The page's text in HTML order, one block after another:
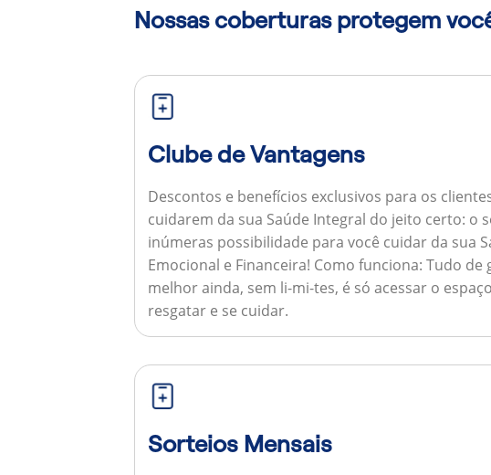
Nossas coberturas protegem
Clube de Vantagens
Descontos e benefícios exclusivos para os
cuidarem da sua Saúde Integral do jeito certo: o
inúmeras possibilidade para você cuidar da sua
Emocional e Financeira! Como funciona: Tudo de
melhor ainda, sem li-mi-tes, é só acessar o
resgatar e se cuidar.
Sorteios Mensais